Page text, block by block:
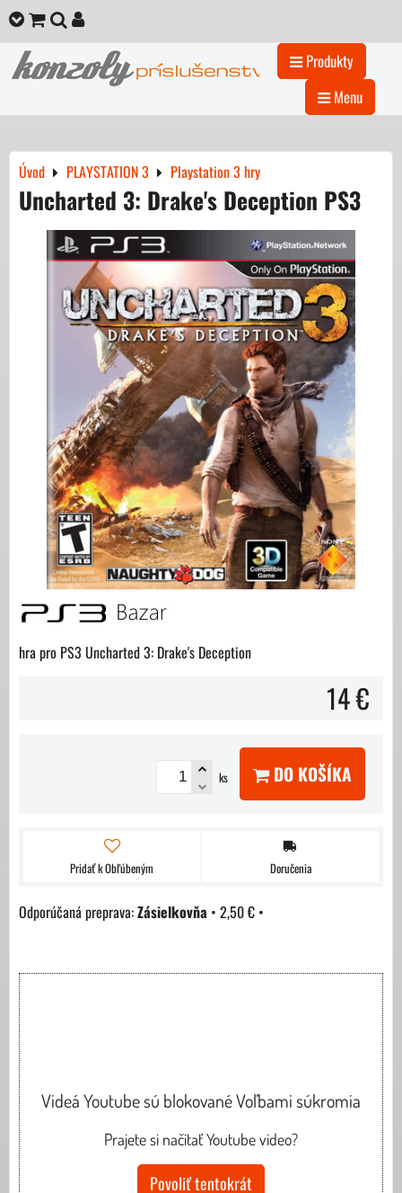
Produkty
Menu
Úvod PLAYSTATION 3 Playstation 3 hry
Uncharted 3: Drake's Deception PS3
hra pro PS3 Uncharted 3: Drake's Deception
14 €
ks DO KOŠÍKA
Pridať k Obľúbeným Doručenia
Zásielkovňa • 2,50 € •
Videá Youtube sú blokované Voľbami súkromia
Prajete si načítať Youtube video?
Povoliť tentokrát